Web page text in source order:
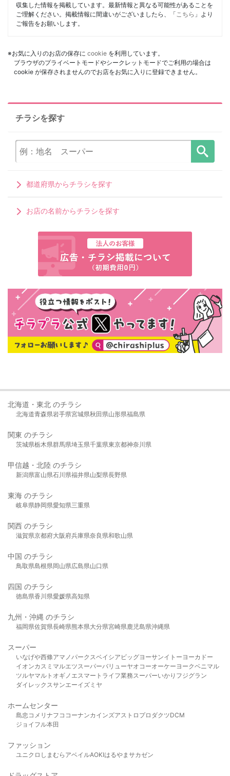
収集した情報を掲載しています。最新情報と異なる可能性があることを
ご理解ください。掲載情報に間違いがございましたら、「 こちら 」より
ご報告をお願いします。
※お気に入りのお店の保存に cookie を利用しています。
ブラウザのプライベートモードやシークレットモードでご利用の場合は
cookie が保存されませんのでお店をお気に入りに登録できません。
チラシを探す
都道府県からチラシを探す
お店の名前からチラシを探す
北海道・東北 のチラシ
北海道青森県岩手県宮城県秋田県山形県福島県
関東 のチラシ
茨城県栃木県群馬県埼玉県千葉県東京都神奈川県
甲信越・北陸 のチラシ
新潟県富山県石川県福井県山梨県長野県
東海 のチラシ
岐阜県静岡県愛知県三重県
関西 のチラシ
滋賀県京都府大阪府兵庫県奈良県和歌山県
中国 のチラシ
鳥取県島根県岡山県広島県山口県
四国 のチラシ
徳島県香川県愛媛県高知県
九州・沖縄 のチラシ
福岡県佐賀県長崎県熊本県大分県宮崎県鹿児島県沖縄県
スーパー
いなげや西條アマノパークスベイシア ビッグヨーサンイトーヨーカドー
イオンカスミ マルエツスーパーバリューヤオコーオーケー ヨークベニマル
ツルヤマルト オギノ エスマート ライフ業務スーパーいかり フジグラン
ダイレックスサンエーイズミヤ
ホームセンター
島忠 コメリ ナフコ コーナンカインズアストロプロダクツDCM
ジョイフル本田
ファッション
ユニクロ しまむら アベイルAOKIはるやま サカゼン